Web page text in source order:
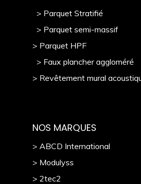
> Parquet Stratifié
> Parquet semi-massif
> Parquet HPF
> Faux plancher aggloméré
> Revêtement mural
NOS MARQUES
> ABCD International
> Modulyss
> 2tec2